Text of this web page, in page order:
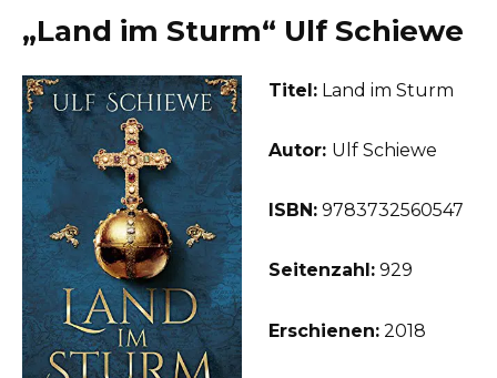
„Land im Sturm“ Ulf Schiewe
Titel: Land im Sturm
Autor: Ulf Schiewe
ISBN: 9783732560547
Seitenzahl: 929
Erschienen: 2018